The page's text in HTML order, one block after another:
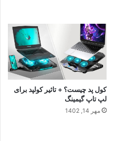
کول پد چیست؟ + تاثیر کولپد برای
لپ تاپ گیمینگ
مهر 14, 1402